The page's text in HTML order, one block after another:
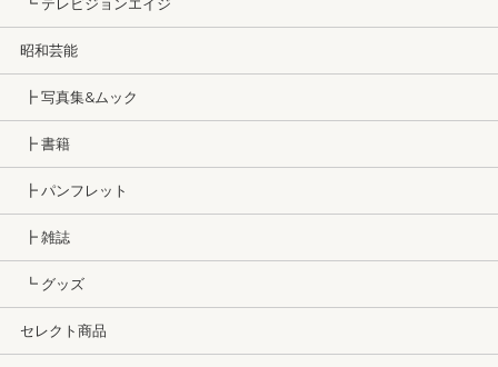
昭和芸能
┣ 写真集&ムック
┣ 書籍
┣ パンフレット
┣ 雑誌
┗ グッズ
セレクト商品